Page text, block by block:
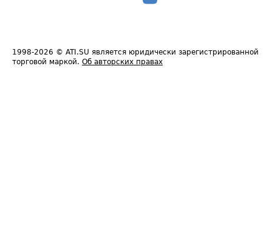
1998-2026 © ATI.SU является юридически зарегистрированной
торговой маркой. Об авторских правах